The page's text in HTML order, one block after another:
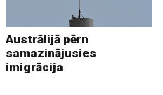
Austrālijā pērn
samazinājusies
imigrācija